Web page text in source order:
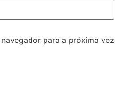
para a próxima vez